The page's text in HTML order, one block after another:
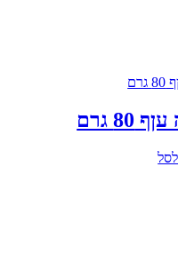
גרם